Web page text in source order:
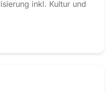
inkl. Kultur und